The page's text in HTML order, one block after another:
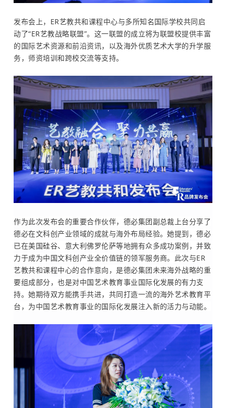
发布会上，ER艺教共和课程中心与多所知名国际学校共同启
动了“ER艺教战略联盟”。 这一联盟的成立将为联盟校提供丰富
的国际艺术资源和前沿资讯，以及海外优质艺术大学的升学服
务，师资培训和跨校交流等支持。
作为此次发布会的重要合作伙伴， 德必集团副总裁上台分享了
德必在文科创产业领域的成就与海外布局经验。她提到，德必
已在美国硅谷、意大利佛罗伦萨等地拥有众多成功案例，并致
力于成为中国文科创产业全价值链的领军服务商。此次与ER
艺教共和课程中心的合作意向，是德必集团未来海外战略的重
要组成部分，也是对中国艺术教育事业国际化发展的有力支
持。她期待双方能携手共进，共同打造一流的海外艺术教育平
台，为中国艺术教育事业的国际化发展注入新的活力与动能。